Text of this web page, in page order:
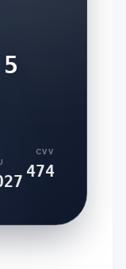
CVV
474